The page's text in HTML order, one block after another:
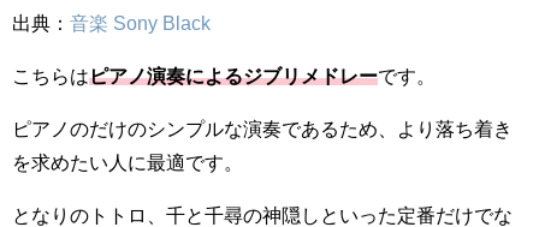
出典： 音楽 Sony Black
こちらはピアノ演奏によるジブリメドレーです。
ピアノのだけのシンプルな演奏であるため、より落ち着き
を求めたい人に最適です。
となりのトトロ、千と千尋の神隠しといった定番だけでな